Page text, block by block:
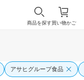
買い物かご
商品を探す
アサヒグループ食品